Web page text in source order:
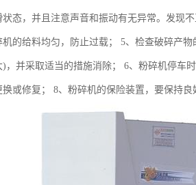
状态，并且注意声音和振动有无异常。发现
机的给料均匀，防止过载； 5、检查破碎产
)，并采取适当的措施消除； 6、粉碎机停车
换或修复； 8、粉碎机的保险装置，要保持